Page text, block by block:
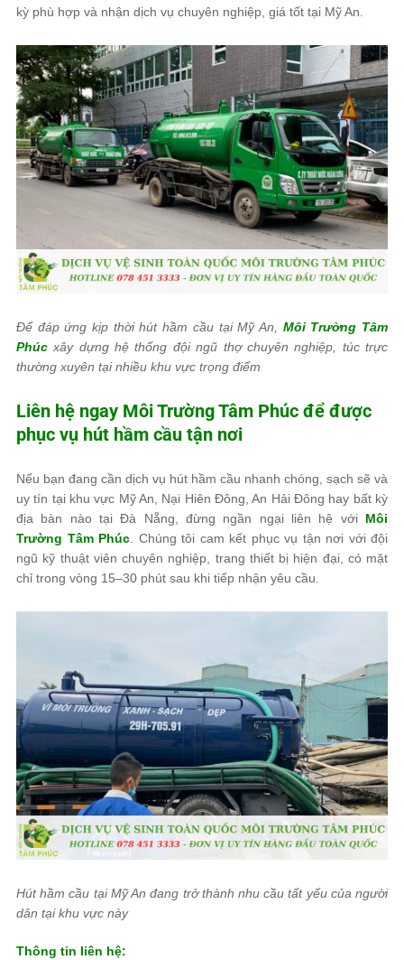
kỳ phù hợp và nhận dịch vụ chuyên nghiệp, giá tốt tại Mỹ An.
Để đáp ứng kịp thời hút hầm cầu tại Mỹ An, Môi Trường Tâm
Phúc xây dựng hệ thống đội ngũ thợ chuyên nghiệp, túc trực
thường xuyên tại nhiều khu vực trọng điểm
Liên hệ ngay Môi Trường Tâm Phúc để được
phục vụ hút hầm cầu tận nơi
Nếu bạn đang cần dịch vụ hút hầm cầu nhanh chóng, sạch sẽ và
uy tín tại khu vực Mỹ An, Nại Hiên Đông, An Hải Đông hay bất kỳ
địa bàn nào tại Đà Nẵng, đừng ngần ngại liên hệ với Môi
Trường Tâm Phúc . Chúng tôi cam kết phục vụ tận nơi với đội
ngũ kỹ thuật viên chuyên nghiệp, trang thiết bị hiện đại, có mặt
chỉ trong vòng 15–30 phút sau khi tiếp nhận yêu cầu.
Hút hầm cầu tại Mỹ An đang trở thành nhu cầu tất yếu của người
dân tại khu vực này
Thông tin liên hệ: